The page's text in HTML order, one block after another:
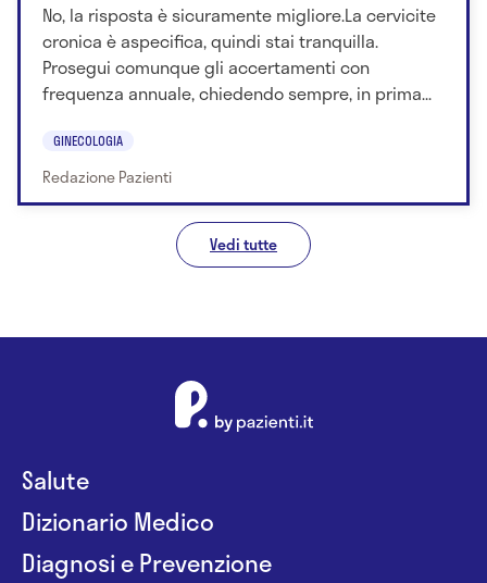
No, la risposta è sicuramente migliore.La cervicite
cronica è aspecifica, quindi stai tranquilla.
Prosegui comunque gli accertamenti con
frequenza annuale, chiedendo sempre, in prima...
GINECOLOGIA
Redazione Pazienti
Vedi tutte
Salute
Dizionario Medico
Diagnosi e Prevenzione